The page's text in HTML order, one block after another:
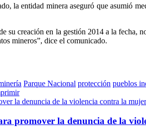
la entidad minera aseguró que asumió
su creación en la gestión 2014 a la
mineros”, dice el comunicado.
Parque Nacional protección pueblos
la denuncia de la violencia contra la mujer
promover la denuncia de la